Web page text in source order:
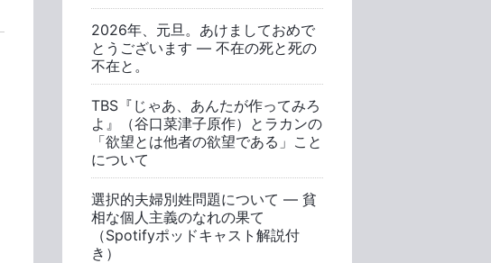
2026年、元旦。あけましておめで
とうございます ― 不在の死と死の
不在と。
TBS『じゃあ、あんたが作ってみろ
よ』（谷口菜津子原作）とラカンの
「欲望とは他者の欲望である」こと
について
選択的夫婦別姓問題について ― 貧
相な個人主義のなれの果て
（Spotifyポッドキャスト解説付
き）